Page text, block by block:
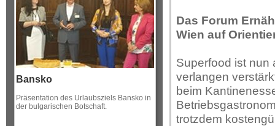
Bansko
Präsentation des Urlaubsziels Bansko in
der bulgarischen Botschaft.
Das Forum
Wien auf
Superfood ist nun
verlangen
beim
trotzdem